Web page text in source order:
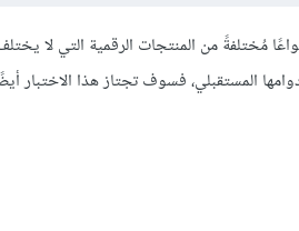
مُختلفةً من المنتجات الرقمية التي لا
المستقبلي، فسوف تجتاز هذا الاختبار